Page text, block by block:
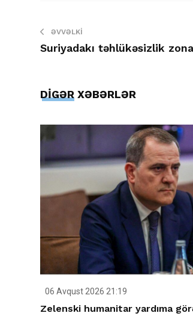
ƏVVƏLKI
Suriyadakı təhlükəsizlik
DİGƏR XƏBƏRLƏR
06 Avqust 2026 21:19
Zelenski humanitar yardıma